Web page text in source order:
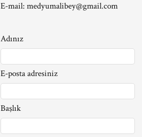
E-mail: medyumalibey@gmail.com
Adınız
E-posta adresiniz
Başlık